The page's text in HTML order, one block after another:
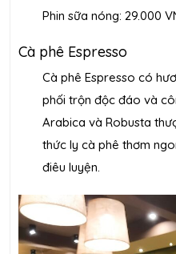
Phin sữa nóng: 29.000
Cà phê Espresso
Cà phê Espresso có
phối trộn độc đáo và
Arabica và Robusta
thức ly cà phê thơm
điêu luyện.